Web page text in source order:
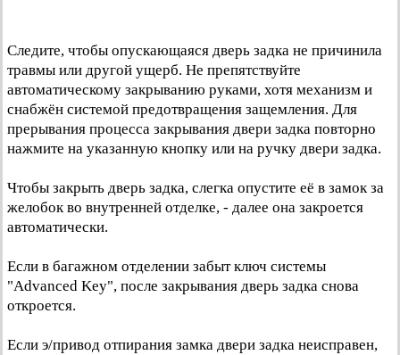
Следите, чтобы опускающаяся дверь задка не причинила
травмы или другой ущерб. Не препятствуйте
автоматическому закрыванию руками, хотя механизм и
снабжён системой предотвращения защемления. Для
прерывания процесса закрывания двери задка повторно
нажмите на указанную кнопку или на ручку двери задка.
Чтобы закрыть дверь задка, слегка опустите её в замок за
желобок во внутренней отделке, - далее она закроется
автоматически.
Если в багажном отделении забыт ключ системы
"Advanced Key", после закрывания дверь задка снова
откроется.
Если э/привод отпирания замка двери задка неисправен,